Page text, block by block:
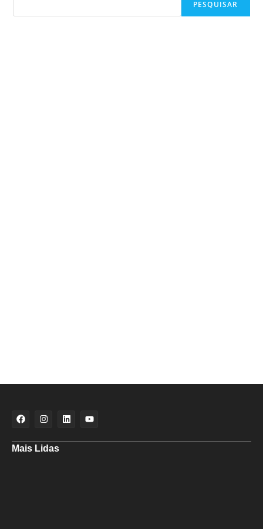
PESQUISAR
Mais Lidas